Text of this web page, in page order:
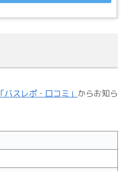
「バスレポ・口コミ」 からお知ら